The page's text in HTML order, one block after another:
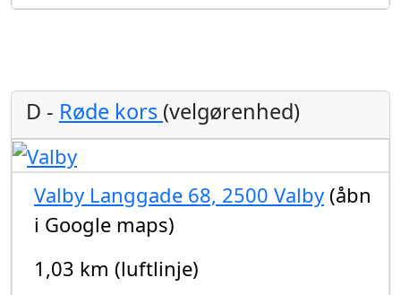
D - Røde kors (velgørenhed)
Valby Langgade 68, 2500 Valby (åbn
i Google maps)
1,03 km (luftlinje)